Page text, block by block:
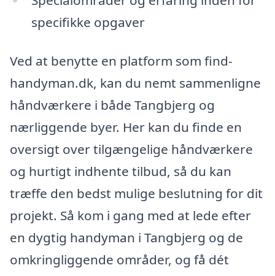
specifikke opgaver
Ved at benytte en platform som find-
handyman.dk, kan du nemt sammenligne
håndværkere i både Tangbjerg og
nærliggende byer. Her kan du finde en
oversigt over tilgængelige håndværkere
og hurtigt indhente tilbud, så du kan
træffe den bedst mulige beslutning for dit
projekt. Så kom i gang med at lede efter
en dygtig handyman i Tangbjerg og de
omkringliggende områder, og få dét